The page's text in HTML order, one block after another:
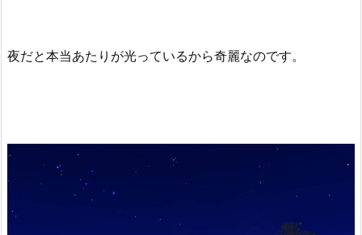
夜だと本当あたりが光っているから奇麗なのです。